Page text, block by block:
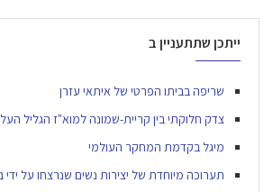
ייתכן שתתעניין ב
שריפה בביתו הפרטי של איתאי עזרן
צדק חלוקתי בין קריית-שמונה למוא"ז הגליל
מיגל בקדמת המחקר העולמי
תערוכה מיוחדת של יצירות נשים שנרצחו על ידי